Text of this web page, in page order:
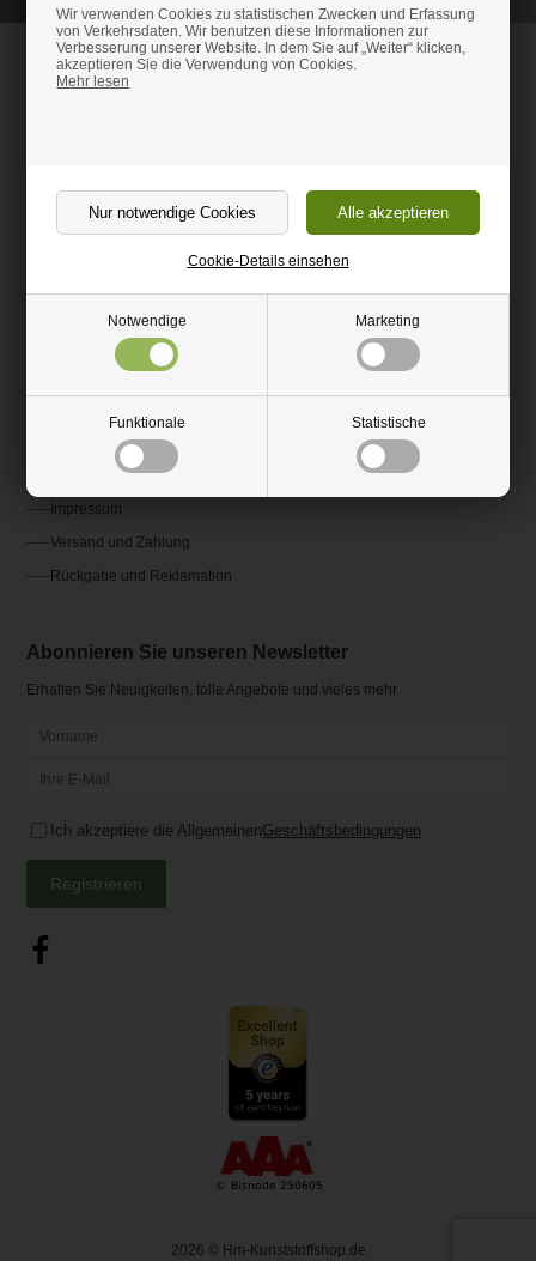
Wir verwenden Cookies zu statistischen Zwecken und Erfassung
von Verkehrsdaten. Wir benutzen diese Informationen zur
Verbesserung unserer Website. In dem Sie auf „Weiter“ klicken,
akzeptieren Sie die Verwendung von Cookies.
Mehr lesen
Notwendige Marketing
Funktionale Statistische
Cookie-Details einsehen
HM-Kunststoffshop.de
(+49) 0151 24821292
Kundenservice
Ratgeber und Inspiration
Impressum
Versand und Zahlung
Rückgabe und Reklamation
Abonnieren Sie unseren Newsletter
Erhalten Sie Neuigkeiten, tolle Angebote und vieles mehr
Ich akzeptiere die AllgemeinenGeschäftsbedingungen
Registrieren
2026 © Hm-Kunststoffshop.de